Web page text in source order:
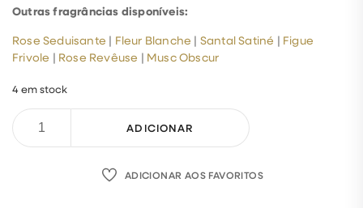
Outras fragrâncias disponíveis:
Rose Seduisante | Fleur Blanche | Santal Satiné | Figue
Frivole | Rose Revêuse | Musc Obscur
4 em stock
ADICIONAR
ADICIONAR AOS FAVORITOS